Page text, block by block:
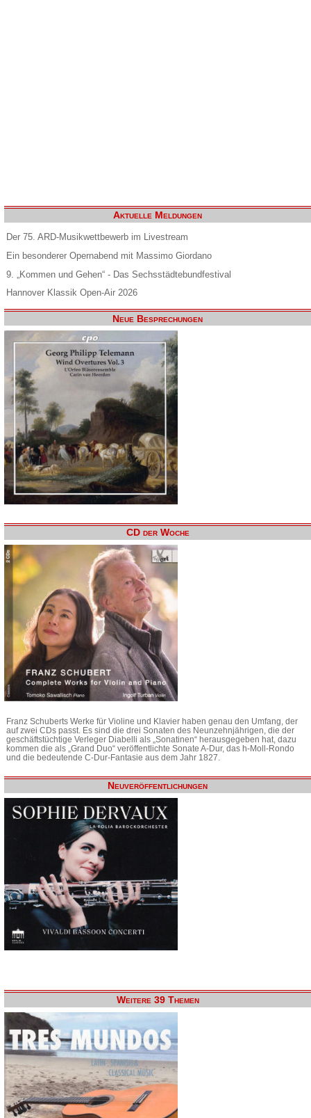
Aktuelle Meldungen
Der 75. ARD-Musikwettbewerb im Livestream
Ein besonderer Opernabend mit Massimo Giordano
9. „Kommen und Gehen“ - Das Sechsstädtebundfestival
Hannover Klassik Open-Air 2026
Neue Besprechungen
CD der Woche
Franz Schuberts Werke für Violine und Klavier haben genau den Umfang, der
auf zwei CDs passt. Es sind die drei Sonaten des Neunzehnjährigen, die der
geschäftstüchtige Verleger Diabelli als „Sonatinen“ herausgegeben hat, dazu
kommen die als „Grand Duo“ veröffentlichte Sonate A-Dur, das h-Moll-Rondo
und die bedeutende C-Dur-Fantasie aus dem Jahr 1827.
Neuveröffentlichungen
Weitere 39 Themen